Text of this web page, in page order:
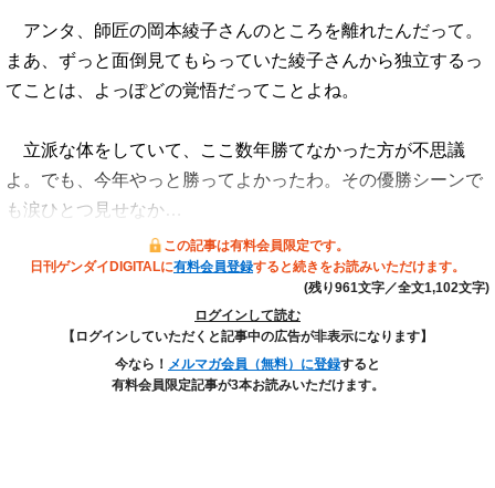
アンタ、師匠の岡本綾子さんのところを離れたんだって。
まあ、ずっと面倒見てもらっていた綾子さんから独立するっ
てことは、よっぽどの覚悟だってことよね。
立派な体をしていて、ここ数年勝てなかった方が不思議
よ。でも、今年やっと勝ってよかったわ。その優勝シーンで
も涙ひとつ見せなか…
この記事は有料会員限定です。
日刊ゲンダイDIGITALに有料会員登録すると続きをお読みいただけます。
(残り961文字／全文1,102文字)
ログインして読む
【ログインしていただくと記事中の広告が非表示になります】
今なら！ メルマガ会員（無料）に登録すると
有料会員限定記事が3本お読みいただけます。